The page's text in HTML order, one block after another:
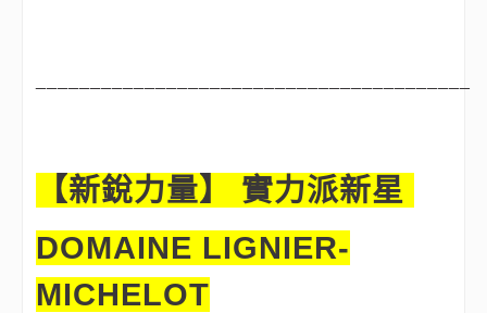
【新銳力量】 實力派新星
DOMAINE LIGNIER-
MICHELOT